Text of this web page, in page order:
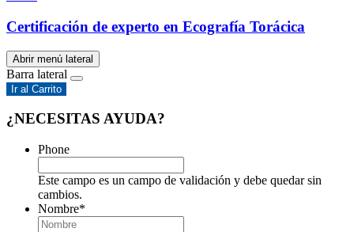
Certificación de experto en Ecografía Torácica
Abrir menú lateral
Barra lateral
Ir al Carrito
¿NECESITAS AYUDA?
Phone
Este campo es un campo de validación y debe quedar sin
cambios.
Nombre*